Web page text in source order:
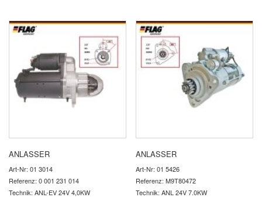
ANLASSER
Art-Nr: 01 3014
Referenz: 0 001 231 014
Technik: ANL-EV 24V 4,0KW
ANLASSER
Art-Nr: 01 5426
Referenz: M9T80472
Technik: ANL 24V 7.0KW